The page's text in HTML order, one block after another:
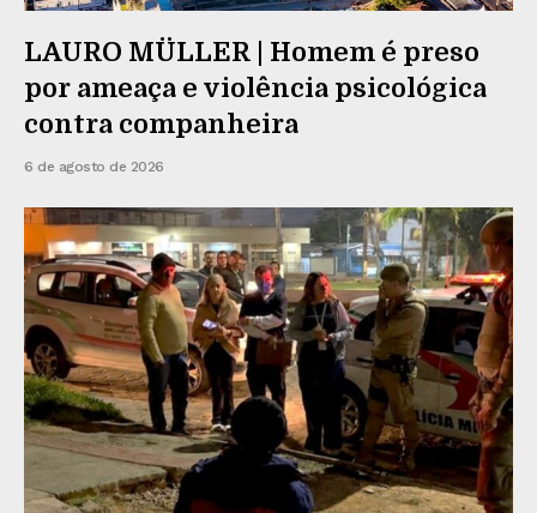
LAURO MÜLLER | Homem é preso
por ameaça e violência psicológica
contra companheira
6 de agosto de 2026